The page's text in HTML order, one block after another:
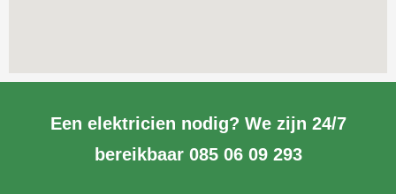
Een elektricien nodig? We zijn 24/7
bereikbaar 085 06 09 293